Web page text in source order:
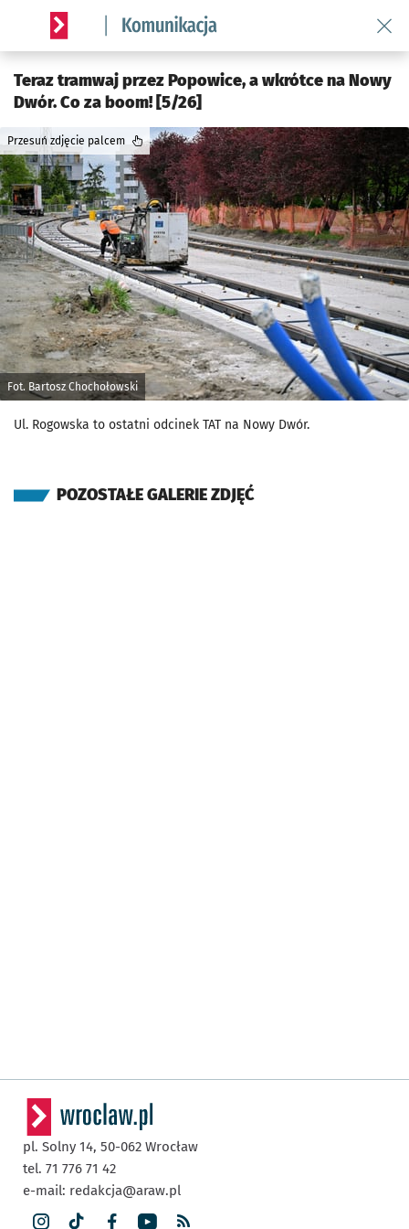
Serwis informacyjny wroclaw.pl podserwis: Komunikacja
Teraz tramwaj przez Popowice, a wkrótce na Nowy
Dwór. Co za boom! [5/26]
Fot. Bartosz Chochołowski
Przesuń zdjęcie palcem
Ul. Rogowska to ostatni odcinek TAT na Nowy Dwór.
POZOSTAŁE GALERIE ZDJĘĆ
pl. Solny 14, 50-062 Wrocław
tel. 71 776 71 42
e-mail: redakcja@araw.pl